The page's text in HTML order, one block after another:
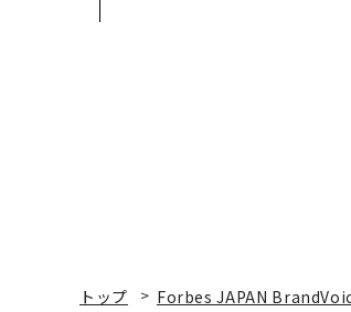
トップ Forbes JAPAN